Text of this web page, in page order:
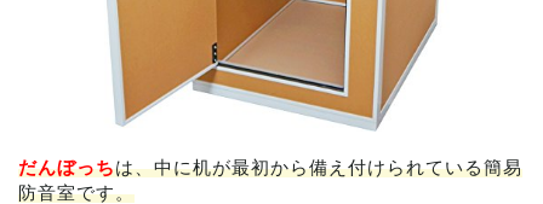
だんぼっちは、中に机が最初から備え付けられている簡易
防音室です。